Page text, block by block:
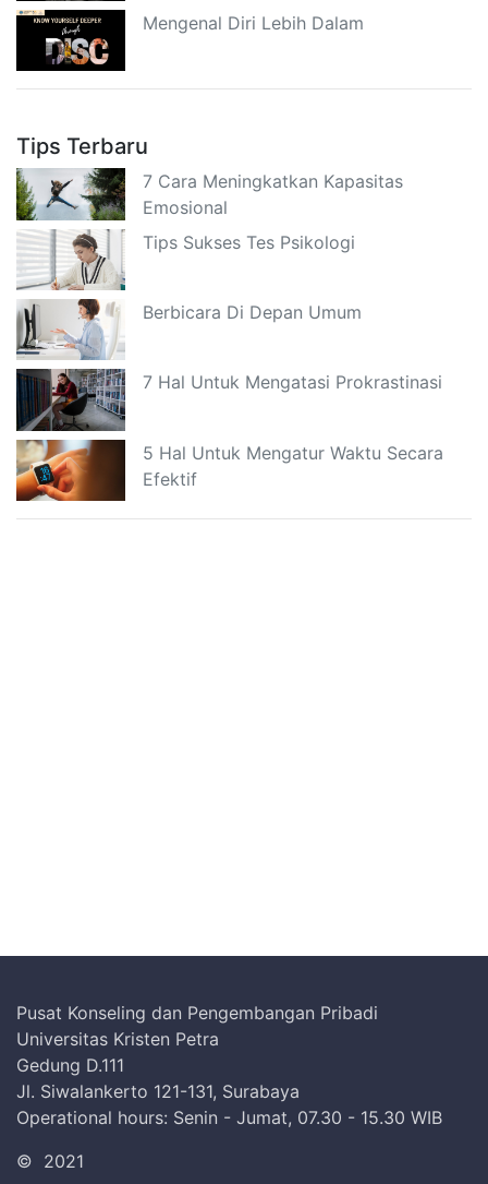
Mengenal Diri Lebih Dalam
Tips Terbaru
7 Cara Meningkatkan Kapasitas
Emosional
Tips Sukses Tes Psikologi
Berbicara Di Depan Umum
7 Hal Untuk Mengatasi Prokrastinasi
5 Hal Untuk Mengatur Waktu Secara
Efektif
Pusat Konseling dan Pengembangan Pribadi
Universitas Kristen Petra
Gedung D.111
Jl. Siwalankerto 121-131, Surabaya
Operational hours: Senin - Jumat, 07.30 - 15.30 WIB
© 2021